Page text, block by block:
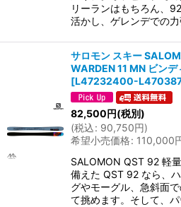
リーランはもちろん、
活かし、ゲレンデでの
サロモン スキー
WARDEN 11 MN ビンデ
[L47232400-
82,500円(税別)
(税込: 90,750円)
希望小売価格: 110,000
SALOMON QST 92 軽
備えた QST 92 なら、
グやモーグル、急斜面
て挑めます。そして、